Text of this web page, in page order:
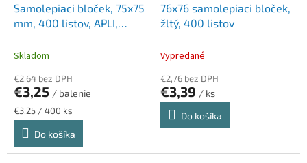
Samolepiaci bloček, 75x75
mm, 400 listov, APLI,
Skladom
€2,64 bez DPH
€3,25 / balenie
Jednotková
cena:
€3,25 / 400 ks
Do košíka
76x76 samolepiaci bloček,
žltý, 400 listov
Vypredané
€2,76 bez DPH
€3,39 / ks
Do košíka